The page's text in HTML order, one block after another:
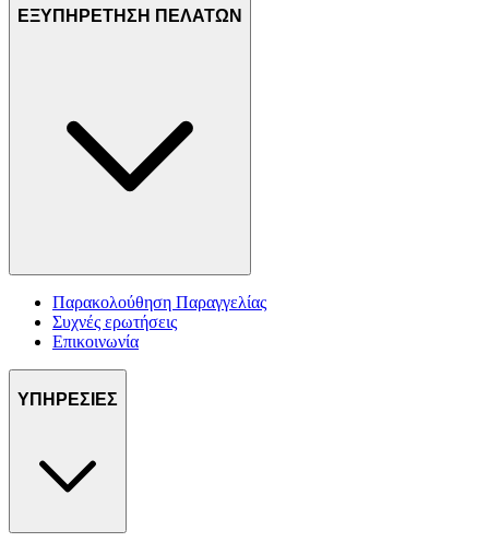
ΕΞΥΠΗΡΕΤΗΣΗ ΠΕΛΑΤΩΝ
Παρακολούθηση Παραγγελίας
Συχνές ερωτήσεις
Επικοινωνία
ΥΠΗΡΕΣΙΕΣ